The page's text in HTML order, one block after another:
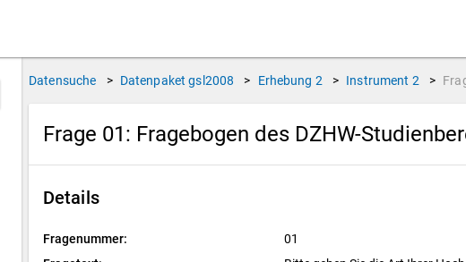
Datensuche > Datenpaket gsl2008 > Erhebung 2 > Instrument 2 >
Frage 01: Fragebogen des DZHW-
Details
Fragenummer:
01